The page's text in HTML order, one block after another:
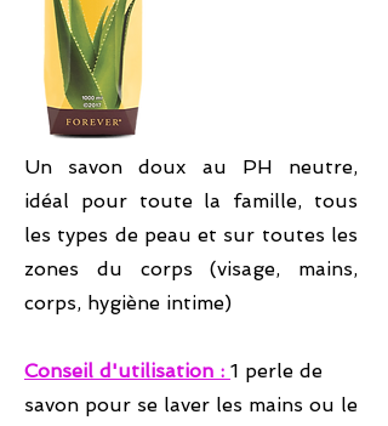
Un savon doux au PH neutre,
idéal pour toute la famille, tous
les types de peau et sur toutes les
zones du corps (visage, mains,
corps, hygiène intime)
Conseil d'utilisation : 1 perle de
savon pour se laver les mains ou le